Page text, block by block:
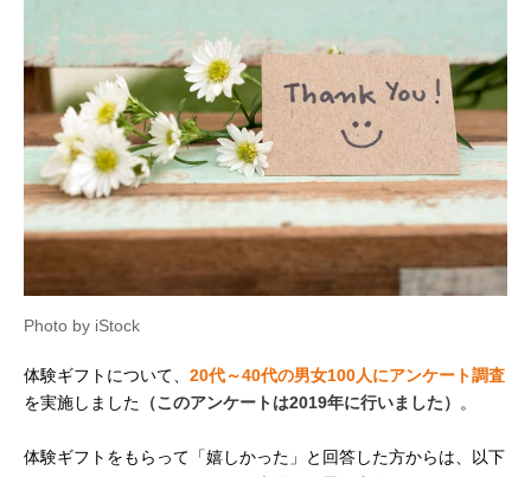
Photo by iStock
体験ギフトについて、 20代～40代の男女100人にアンケート調査
を実施しました （このアンケートは2019年に行いました） 。
体験ギフトをもらって「嬉しかった」と回答した方からは、以下